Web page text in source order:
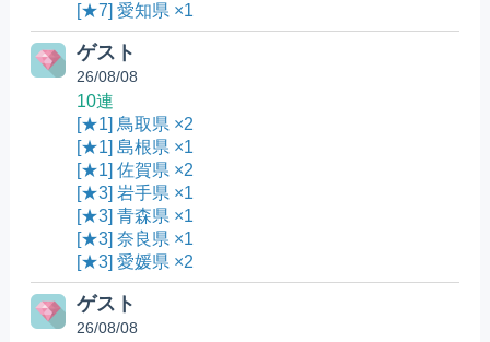
[★7] 愛知県 ×1
ゲスト
26/08/08
10連
[★1] 鳥取県 ×2
[★1] 島根県 ×1
[★1] 佐賀県 ×2
[★3] 岩手県 ×1
[★3] 青森県 ×1
[★3] 奈良県 ×1
[★3] 愛媛県 ×2
ゲスト
26/08/08